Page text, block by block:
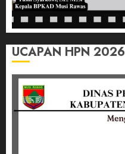
UCAPAN HPN 2026